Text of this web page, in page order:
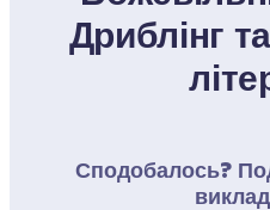
Дриблінг
Сподобалось?